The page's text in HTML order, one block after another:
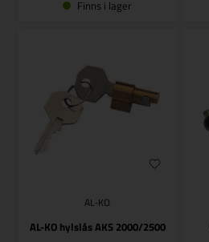
Finns i lager
AL-KO
AL-KO hylslås AKS 2000/2500